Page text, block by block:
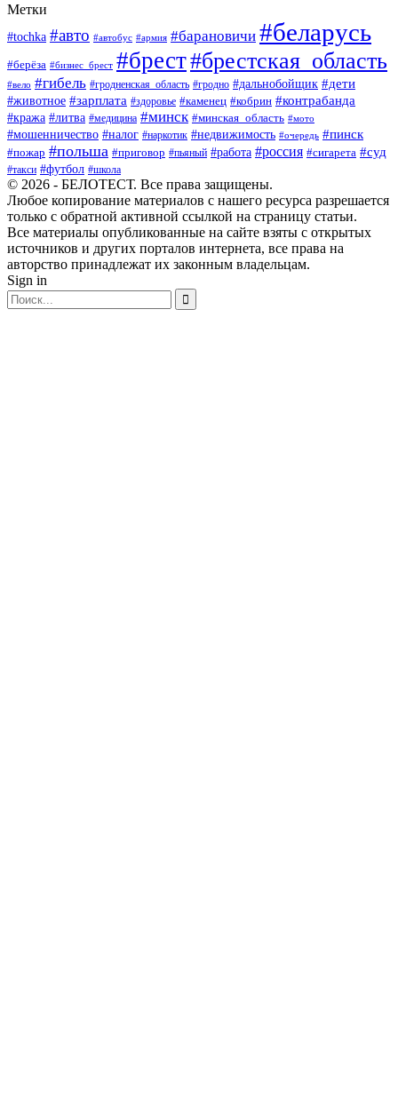
Метки
#tochka #авто #автобус #армия #барановичи #беларусь
#берёза #бизнес_брест #брест#брестская_область
#вело #гибель #гродненская_область #гродно #дальнобойщик #дети
#животное #зарплата #здоровье #каменец #кобрин #контрабанда
#кража #литва #медицина #минск #минская_область #мото
#мошенничество #налог #наркотик #недвижимость #очередь #пинск
#пожар #польша #приговор #пьяный #работа #россия #сигарета #суд
#такси #футбол #школа
© 2026 - БЕЛОТЕСТ. Все права защищены.
Любое копирование материалов с нашего ресурса разрешается
только с обратной активной ссылкой на страницу статьи.
Все материалы опубликованные на сайте взяты с открытых
источников и других порталов интернета, все права на
авторство принадлежат их законным владельцам.
Sign in